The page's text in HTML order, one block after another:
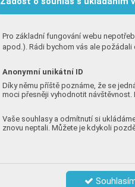
Pro základní fungování webu
apod.). Rádi bychom vás ale
Anonymní unikátní ID
Díky němu příště poznáme, že se
moci přesněji vyhodnotit návštěvnost.
Vaše souhlasy a odmítnutí si
znovu neptali. Můžete je kdykoli